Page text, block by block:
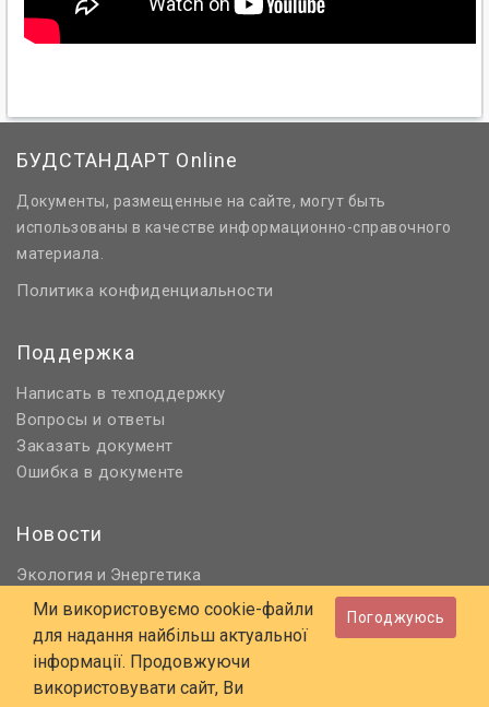
БУДСТАНДАРТ Online
Документы, размещенные на сайте, могут быть
использованы в качестве информационно-справочного
материала.
Политика конфиденциальности
Поддержка
Написать в техподдержку
Вопросы и ответы
Заказать документ
Ошибка в документе
Новости
Экология и Энергетика
Нормативное регулирование
Строительство и проектирование
Охрана труда и ПБ
© 2006 - 2026 Все права защищены
Ми використовуємо cookie-файли
для надання найбільш актуальної
інформації. Продовжуючи
використовувати сайт, Ви
Погоджуюсь